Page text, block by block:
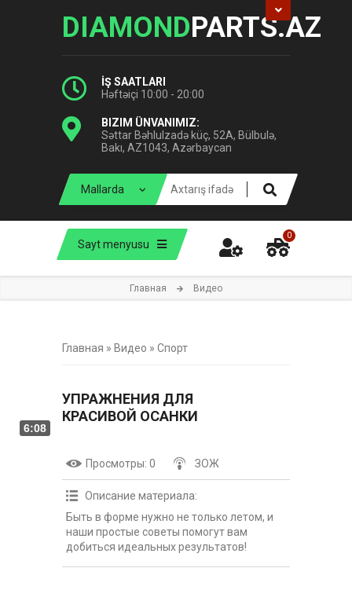
DIAMONDPARTS.AZ
İŞ SAATLARI
Həftəiçi 10:00 - 20:00
BIZIM ÜNVANIMIZ:
Səttar Bəhlulzadə küç, 52A, Bülbulə,
Bakı, AZ1043, Azərbaycan
Sayt menyusu
0
Главная Видео
Главная » Видео » Спорт
УПРАЖНЕНИЯ ДЛЯ
КРАСИВОЙ ОСАНКИ
6:08
Просмотры: 0 ЗОЖ
Описание материала:
Быть в форме нужно не только летом, и
наши простые советы помогут вам
добиться идеальных результатов!